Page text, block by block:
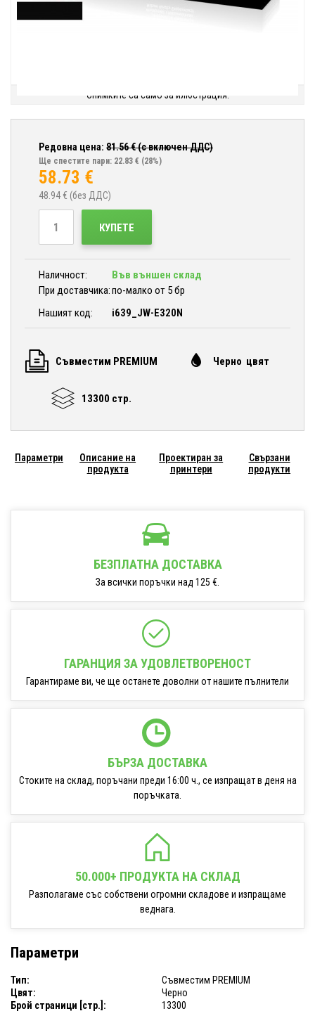
Снимките са само за илюстрация.
Редовна цена: 81.56€ (с включен ДДС)
Ще спестите пари: 22.83 € (28%)
58.73 €
48.94 € (без ДДС)
КУПЕТЕ
Наличност:
Във външен склад
При доставчика:по-малко от 5 бр
Нашият код:
i639_JW-E320N
Съвместим PREMIUM Черно цвят
13300 стр.
Параметри
Описание на
продукта
Проектиран за
принтери
Свързани
продукти
БЕЗПЛАТНА ДОСТАВКА
За всички поръчки над 125 €.
ГАРАНЦИЯ ЗА УДОВЛЕТВОРЕНОСТ
Гарантираме ви, че ще останете доволни от нашите пълнители
БЪРЗА ДОСТАВКА
Стоките на склад, поръчани преди 16:00 ч., се изпращат в деня на
поръчката.
50.000+ ПРОДУКТА НА СКЛАД
Разполагаме със собствени огромни складове и изпращаме
веднага.
Параметри
Тип:
Съвместим PREMIUM
Цвят:
Черно
Брой страници [стр.]:
13300